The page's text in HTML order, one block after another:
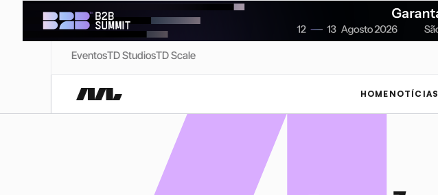
EventosTD StudiosTD Scale
HOME NOTÍCIAS